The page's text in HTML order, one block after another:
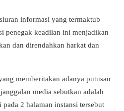
informasi yang termaktub
penegak keadilan ini menjadikan
dan direndahkan harkat dan
memberitakan adanya putusan
media sebutkan adalah
2 halaman instansi tersebut